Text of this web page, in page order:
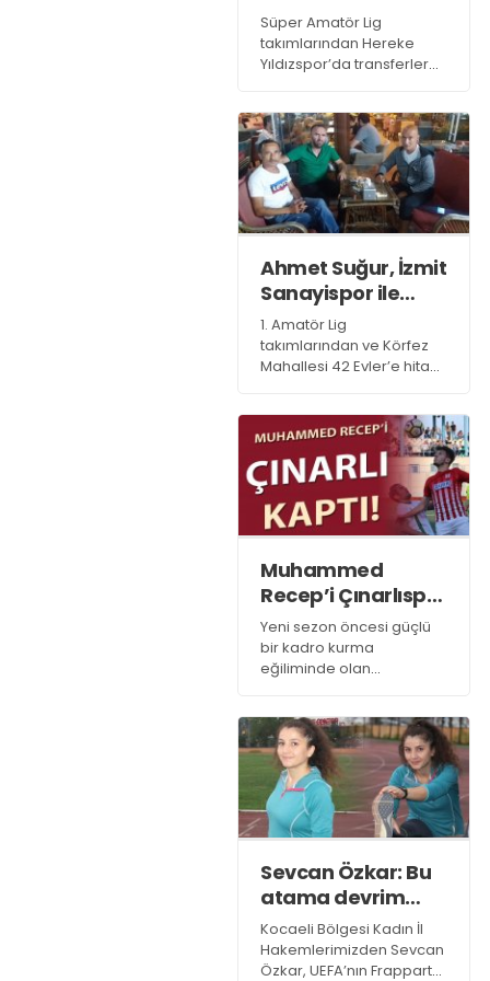
etti.
taarruzuna geçti
Süper Amatör Lig
takımlarından Hereke
Yıldızspor’da transferler
Ahmet Suğur, İzmit
Sanayispor ile
anlaştı
1. Amatör Lig
takımlarından ve Körfez
Mahallesi 42 Evler’e hitap
Muhammed
Recep’i Çınarlıspor
kaptı!
Yeni sezon öncesi güçlü
bir kadro kurma
eğiliminde olan
Derince temsilcisi geride
bıraktığımız sezonu
Büyükçekmece
Tepecik’te geçiren
Kocaelispor alt yapısında
da forma giymiş orta
Muhammed Recep Fakir
ile anlaştı.
Sevcan Özkar: Bu
atama devrim
niteliğindedir!
Kocaeli Bölgesi Kadın İl
Hakemlerimizden Sevcan
Özkar, UEFA’nın Frappart